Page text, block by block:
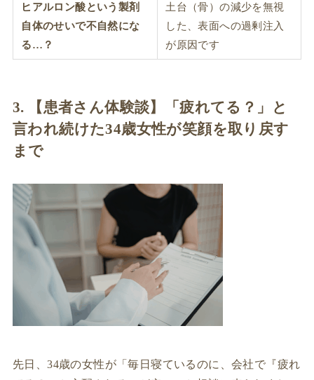
ヒアルロン酸という製剤
自体のせいで不自然にな
る…？
土台（骨）の減少を無視
した、表面への過剰注入
が原因です
3. 【患者さん体験談】「疲れてる？」と
言われ続けた34歳女性が笑顔を取り戻す
まで
先日、34歳の女性が「毎日寝ているのに、会社で『疲れ